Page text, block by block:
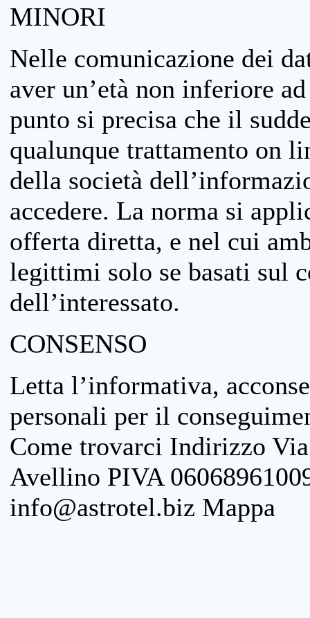
MINORI
Nelle comunicazione dei
aver un’età non inferiore
punto si precisa che il
qualunque trattamento on
della società
accedere. La norma si
offerta diretta, e nel cui
legittimi solo se basati sul
dell’interessato.
CONSENSO
Letta l’informativa,
personali per il
Come trovarci Indirizzo
Avellino PIVA
info@astrotel.biz Mappa